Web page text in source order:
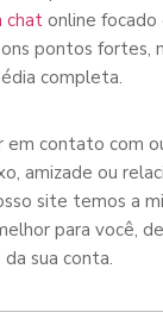
chat online focado
pontos fortes,
completa.
em contato com
amizade ou
site temos a
para você,
sua conta.